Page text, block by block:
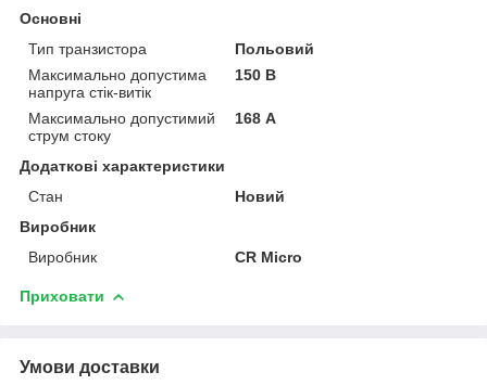
Основні
Тип транзистора
Польовий
Максимально допустима
напруга стік-витік
150 В
Максимально допустимий
струм стоку
168 А
Додаткові характеристики
Стан
Новий
Виробник
Виробник
CR Micro
Приховати
Умови доставки